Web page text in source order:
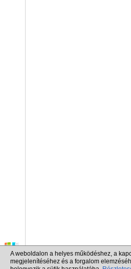
A weboldalon a helyes működéshez, a
megjelenítéséhez és a forgalom